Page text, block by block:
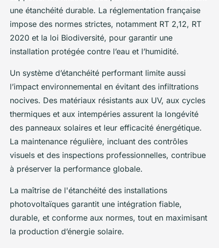
une étanchéité durable. La réglementation française
impose des normes strictes, notamment RT 2,12, RT
2020 et la loi Biodiversité, pour garantir une
installation protégée contre l’eau et l’humidité.
Un système d’étanchéité performant limite aussi
l’impact environnemental en évitant des infiltrations
nocives. Des matériaux résistants aux UV, aux cycles
thermiques et aux intempéries assurent la longévité
des panneaux solaires et leur efficacité énergétique.
La maintenance régulière, incluant des contrôles
visuels et des inspections professionnelles, contribue
à préserver la performance globale.
La maîtrise de l'étanchéité des installations
photovoltaïques garantit une intégration fiable,
durable, et conforme aux normes, tout en maximisant
la production d’énergie solaire.